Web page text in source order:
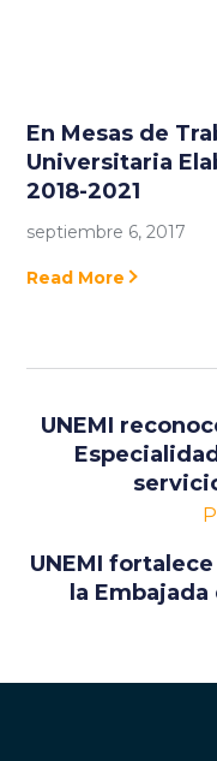
En Mesas de
Universitaria
2018-2021
septiembre 6, 2017
Read More
UNEMI
UNEMI
la Embajada